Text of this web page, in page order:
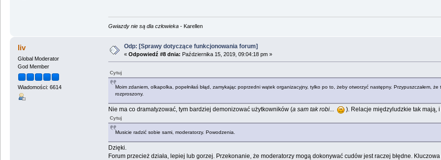
Gwiazdy nie są dla człowieka- Karellen
liv
Global Moderator
God Member
Wiadomości: 6614
Odp: [Sprawy dotyczące funkcjonowania forum]
« Odpowiedź #8 dnia: Października 15, 2019, 09:04:18 pm »
Cytuj
Moim zdaniem, olkapolka, popełniłaś błąd, zamykając poprzedni wątek organizacyjny, tylko po to, żeby otworzyć następny. Przypuszczałem,
rozproszony.
Nie ma co dramatyzować, tym bardziej demonizować użytkowników (a sam tak robi... ). Relacje międzyludzkie tak mają, i
Cytuj
Musicie radzić sobie sami, moderatorzy. Powodzenia.
Dzięki.
Forum przecież działa, lepiej lub gorzej. Przekonanie, że moderatorzy mogą dokonywać cudów jest raczej błędne.